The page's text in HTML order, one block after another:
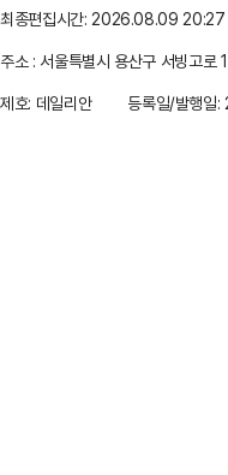
최종편집시간: 2026.08.09 20:27
주소 : 서울특별시 용산구 서빙고
제호: 데일리안
등록일/발행